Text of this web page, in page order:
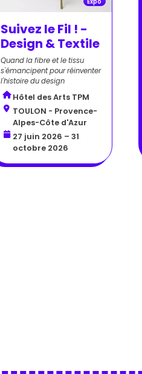
Suivez le Fil ! -
Design & Textile
Quand la fibre et le tissu
s'émancipent pour réinventer
l'histoire du design
Hôtel des Arts TPM
TOULON - Provence-
Alpes-Côte d'Azur
27 juin 2026 – 31
octobre 2026